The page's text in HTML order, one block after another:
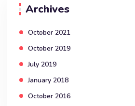
Archives
October 2021
October 2019
July 2019
January 2018
October 2016